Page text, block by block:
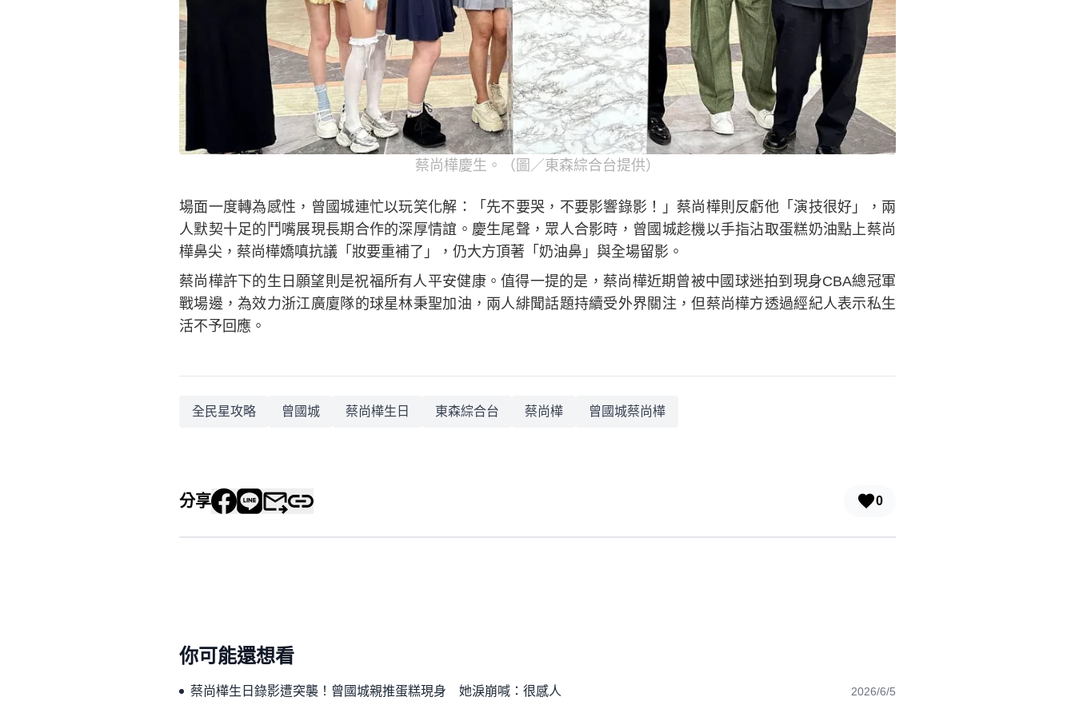
蔡尚樺慶生。（圖／東森綜合台提供）
場面一度轉為感性，曾國城連忙以玩笑化解：「先不要哭，不要影響錄影！」蔡尚樺則反虧他「演技很好」，兩
人默契十足的鬥嘴展現長期合作的深厚情誼。慶生尾聲，眾人合影時，曾國城趁機以手指沾取蛋糕奶油點上蔡尚
樺鼻尖，蔡尚樺嬌嗔抗議「妝要重補了」，仍大方頂著「奶油鼻」與全場留影。
蔡尚樺許下的生日願望則是祝福所有人平安健康。值得一提的是，蔡尚樺近期曾被中國球迷拍到現身CBA總冠軍
戰場邊，為效力浙江廣廈隊的球星林秉聖加油，兩人緋聞話題持續受外界關注，但蔡尚樺方透過經紀人表示私生
活不予回應。
全民星攻略 曾國城 蔡尚樺生日 東森綜合台 蔡尚樺 曾國城蔡尚樺
分享 0
你可能還想看
蔡尚樺生日錄影遭突襲！曾國城親推蛋糕現身 她淚崩喊：很感人 2026/6/5